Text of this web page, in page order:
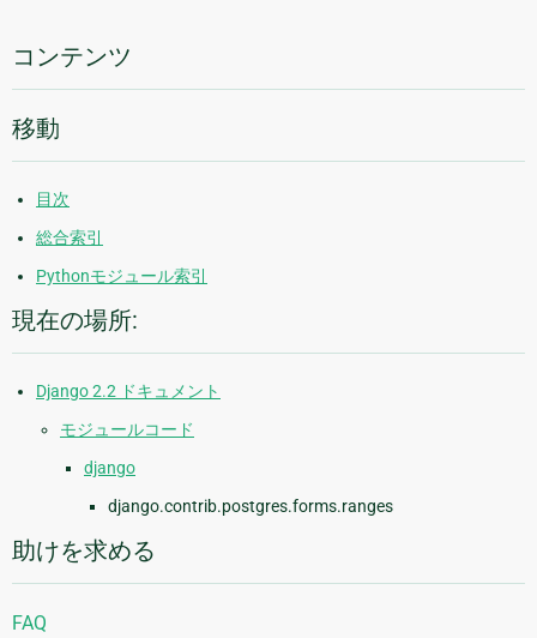
報
コンテンツ
移動
目次
総合索引
Pythonモジュール索引
現在の場所:
Django 2.2 ドキュメント
モジュールコード
django
django.contrib.postgres.forms.ranges
助けを求める
FAQ